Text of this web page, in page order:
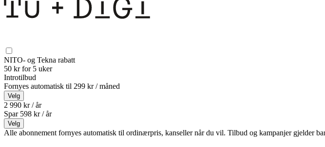
NITO- og Tekna rabatt
50 kr for 5 uker
Introtilbud
Fornyes automatisk til 299 kr / måned
Velg
2 990 kr / år
Spar 598 kr /år
Velg
Alle abonnement fornyes automatisk til ordinærpris, kanseller når du vil. Tilbud og kampanjer gjelder